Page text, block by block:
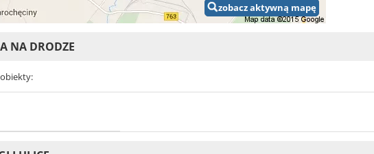
zobacz aktywną mapę
NA DRODZE